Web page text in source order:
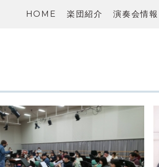
HOME 楽団紹介 演奏会情報